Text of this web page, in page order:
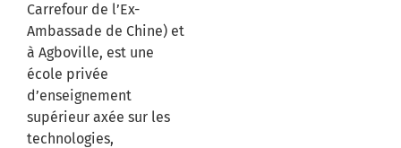
Carrefour de l’Ex-
Ambassade de Chine) et
à Agboville, est une
école privée
d’enseignement
supérieur axée sur les
technologies,